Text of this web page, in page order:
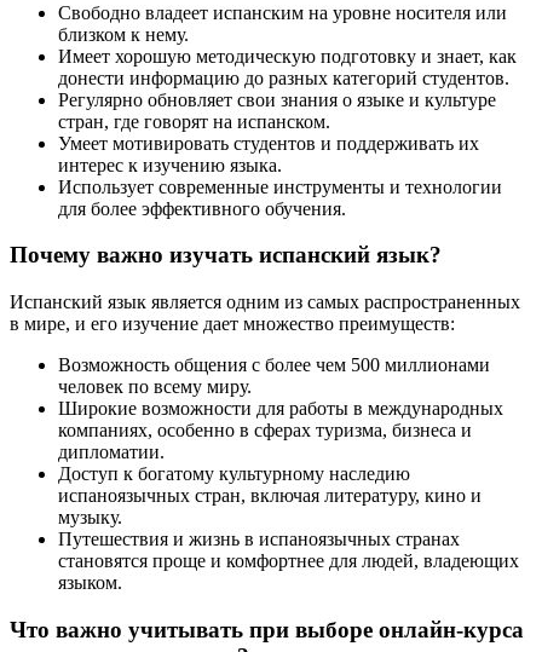
Свободно владеет испанским на уровне носителя или
близком к нему.
Имеет хорошую методическую подготовку и знает, как
донести информацию до разных категорий студентов.
Регулярно обновляет свои знания о языке и культуре
стран, где говорят на испанском.
Умеет мотивировать студентов и поддерживать их
интерес к изучению языка.
Использует современные инструменты и технологии
для более эффективного обучения.
Почему важно изучать испанский язык?
Испанский язык является одним из самых распространенных
в мире, и его изучение дает множество преимуществ:
Возможность общения с более чем 500 миллионами
человек по всему миру.
Широкие возможности для работы в международных
компаниях, особенно в сферах туризма, бизнеса и
дипломатии.
Доступ к богатому культурному наследию
испаноязычных стран, включая литературу, кино и
музыку.
Путешествия и жизнь в испаноязычных странах
становятся проще и комфортнее для людей, владеющих
языком.
Что важно учитывать при выборе онлайн-курса